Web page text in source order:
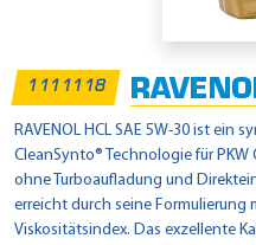
1111118
RAVENOL HCL SAE 5W-30 ist
CleanSynto® Technologie für
ohne Turboaufladung und
erreicht durch seine
Viskositätsindex. Das exzellente